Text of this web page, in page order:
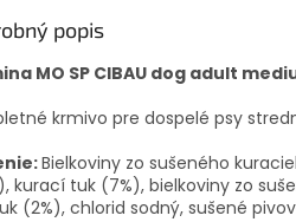
popis
MO SP CIBAU dog adult
krmivo pre dospelé psy
Bielkoviny zo sušeného
kurací tuk (7%), bielkoviny zo
(2%), chlorid sodný, sušené